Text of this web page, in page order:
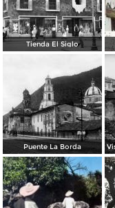
Tienda El Siglo
Puente La Borda